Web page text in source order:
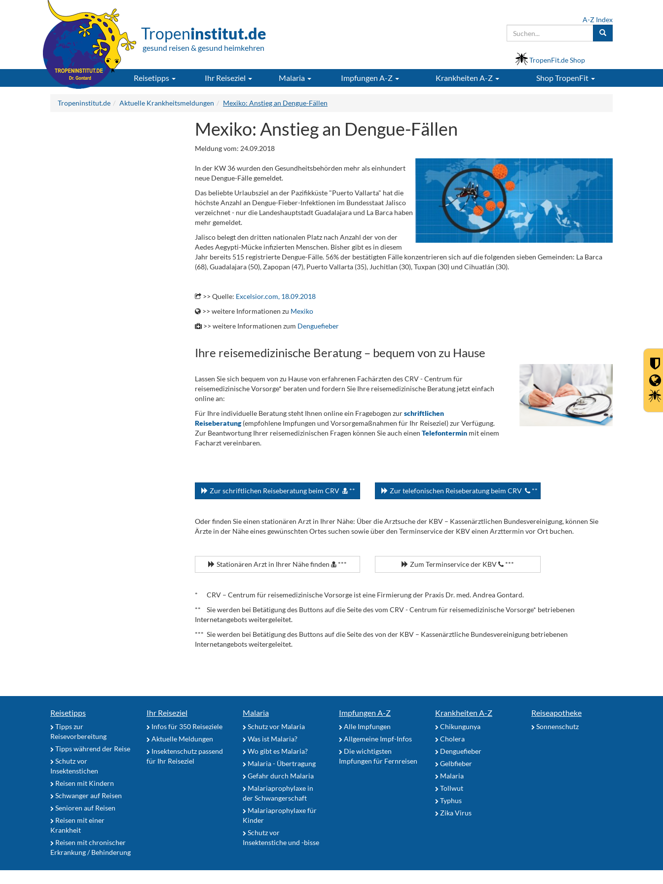
Tropeninstitut.de
gesund reisen & gesund heimkehren
A-Z Index
TropenFit.de Shop
Reisetipps Ihr Reiseziel Malaria Impfungen A-Z Krankheiten A-Z ShopTropenFit
Tropeninstitut.de Aktuelle Krankheitsmeldungen Mexiko: Anstieg an Dengue-Fällen
Mexiko: Anstieg an Dengue-Fällen
Meldung vom: 24.09.2018
In der KW 36 wurden den Gesundheitsbehörden mehr als einhundert
neue Dengue-Fälle gemeldet.
Das beliebte Urlaubsziel an der Pazifikküste "Puerto Vallarta" hat die
höchste Anzahl an Dengue-Fieber-Infektionen im Bundesstaat Jalisco
verzeichnet - nur die Landeshauptstadt Guadalajara und La Barca haben
mehr gemeldet.
Jalisco belegt den dritten nationalen Platz nach Anzahl der von der
Aedes Aegypti-Mücke infizierten Menschen. Bisher gibt es in diesem
Jahr bereits 515 registrierte Dengue-Fälle. 56% der bestätigten Fälle konzentrieren sich auf die folgenden sieben Gemeinden: La Barca
(68), Guadalajara (50), Zapopan (47), Puerto Vallarta (35), Juchitlan (30), Tuxpan (30) und Cihuatlán (30).
>> Quelle: Excelsior.com, 18.09.2018
>> weitere Informationen zu Mexiko
>> weitere Informationen zum Denguefieber
Ihre reisemedizinische Beratung – bequem von zu Hause
Lassen Sie sich bequem von zu Hause von erfahrenen Fachärzten des CRV - Centrum für
reisemedizinische Vorsorge* beraten und fordern Sie Ihre reisemedizinische Beratung jetzt einfach
online an:
Für Ihre individuelle Beratung steht Ihnen online ein Fragebogen zurschriftlichen
Reiseberatung(empfohlene Impfungen und Vorsorgemaßnahmen für Ihr Reiseziel) zur Verfügung.
Zur Beantwortung Ihrer reisemedizinischen Fragen können Sie auch einen Telefonterminmit einem
Facharzt vereinbaren.
Zur schriftlichen Reiseberatung beim CRV ** Zur telefonischen Reiseberatung beim CRV **
Oder finden Sie einen stationären Arzt in Ihrer Nähe: Über die Arztsuche der KBV – Kassenärztlichen Bundesvereinigung, können Sie
Ärzte in der Nähe eines gewünschten Ortes suchen sowie über den Terminservice der KBV einen Arzttermin vor Ort buchen.
Stationären Arzt in Ihrer Nähe finden *** Zum Terminservice der KBV ***
* CRV – Centrum für reisemedizinische Vorsorge ist eine Firmierung der Praxis Dr. med. Andrea Gontard.
** Sie werden bei Betätigung des Buttons auf die Seite des vom CRV - Centrum für reisemedizinische Vorsorge* betriebenen
Internetangebots weitergeleitet.
*** Sie werden bei Betätigung des Buttons auf die Seite des von der KBV – Kassenärztliche Bundesvereinigung betriebenen
Internetangebots weitergeleitet.
Reisetipps
Tipps zur
Reisevorbereitung
Tipps während der Reise
Schutz vor
Insektenstichen
Reisen mit Kindern
Schwanger auf Reisen
Senioren auf Reisen
Reisen mit einer
Krankheit
Reisen mit chronischer
Erkrankung / Behinderung
Ihr Reiseziel
Infos für 350 Reiseziele
Aktuelle Meldungen
Insektenschutz passend
für Ihr Reiseziel
Malaria
Schutz vor Malaria
Was ist Malaria?
Wo gibt es Malaria?
Malaria - Übertragung
Gefahr durch Malaria
Malariaprophylaxe in
der Schwangerschaft
Malariaprophylaxe für
Kinder
Schutz vor
Insektenstiche und -bisse
Impfungen A-Z
Alle Impfungen
Allgemeine Impf-Infos
Die wichtigsten
Impfungen für Fernreisen
Krankheiten A-Z
Chikungunya
Cholera
Denguefieber
Gelbfieber
Malaria
Tollwut
Typhus
Zika Virus
Reiseapotheke
Sonnenschutz